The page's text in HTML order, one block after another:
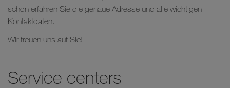
schon erfahren Sie die genaue Adresse und alle wichtigen
Kontaktdaten.
Wir freuen uns auf Sie!
Service centers